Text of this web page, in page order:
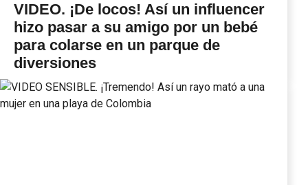
VIDEO. ¡De locos! Así un influencer
hizo pasar a su amigo por un bebé
para colarse en un parque de
diversiones